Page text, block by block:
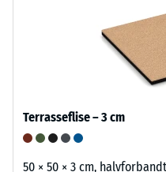
Terrasseflise – 3 cm
50 × 50 × 3 cm,